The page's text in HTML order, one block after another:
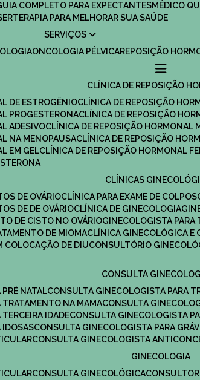
COMPLETO PARA EXPECTANTES
MÉDICO
PARA MELHORAR SUA SAÚDE
SERVIÇOS
ONCOLOGIA PÉLVICA REPOSIÇÃO
CLÍNICA DE REPOSIÇÃO
DE ESTROGÊNIO
CLÍNICA DE REPOSIÇÃO
PROGESTERONA
CLÍNICA DE REPOSIÇÃO
ADESIVO
CLÍNICA DE REPOSIÇÃO HORMONAL
NA MENOPAUSA
CLÍNICA DE REPOSIÇÃO
EM GEL
CLÍNICA DE REPOSIÇÃO HORMONAL
CLÍNICAS
DE OVÁRIO
CLÍNICA PARA EXAME DE
DE DE OVÁRIO
CLÍNICA DE GINECOLOGIA
DE CISTO NO OVÁRIO
GINECOLOGISTA
DE MIOMA
CLÍNICA GINECOLÓGICA
COLOCAÇÃO DE DIU
CONSULTÓRIO
CONSULTA
PRÉ NATAL
CONSULTA GINECOLOGISTA PARA
TRATAMENTO NA MAMA
CONSULTA
IDADE
CONSULTA GINECOLOGISTA
IDOSAS
CONSULTA GINECOLOGISTA PARA
CONSULTA GINECOLOGISTA
GINECOLOGIA
CONSULTA GINECOLÓGICA​